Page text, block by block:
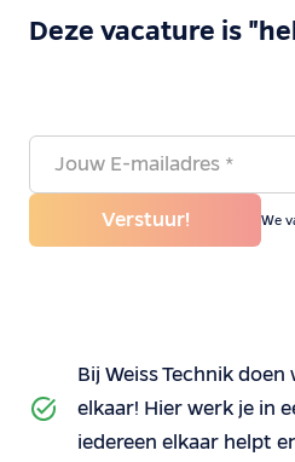
Deze vacature is
Verstuur! We
Bij Weiss Technik
elkaar! Hier werk je in
iedereen elkaar helpt